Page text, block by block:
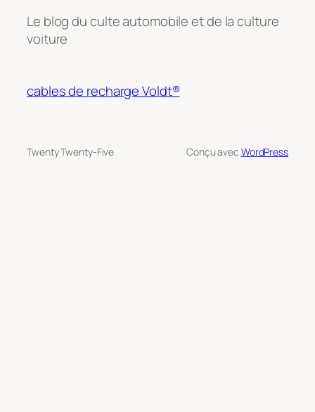
Le blog du culte automobile et de la culture
voiture
cables de recharge Voldt®
Twenty Twenty-Five Conçu avec WordPress